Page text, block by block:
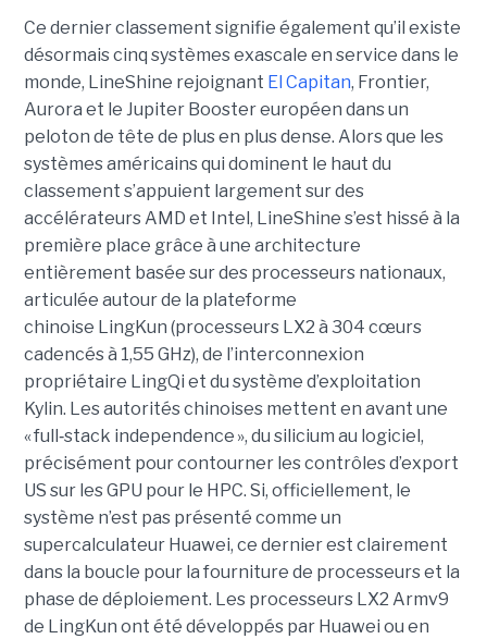
Ce dernier classement signifie également qu’il existe
désormais cinq systèmes exascale en service dans le
monde, LineShine rejoignant El Capitan, Frontier,
Aurora et le Jupiter Booster européen dans un
peloton de tête de plus en plus dense. Alors que les
systèmes américains qui dominent le haut du
classement s’appuient largement sur des
accélérateurs AMD et Intel, LineShine s’est hissé à la
première place grâce à une architecture
entièrement basée sur des processeurs nationaux,
articulée autour de la plateforme
chinoise LingKun (processeurs LX2 à 304 cœurs
cadencés à 1,55 GHz), de l’interconnexion
propriétaire LingQi et du système d’exploitation
Kylin. Les autorités chinoises mettent en avant une
« full‑stack independence », du silicium au logiciel,
précisément pour contourner les contrôles d’export
US sur les GPU pour le HPC. Si, officiellement, le
système n’est pas présenté comme un
supercalculateur Huawei, ce dernier est clairement
dans la boucle pour la fourniture de processeurs et la
phase de déploiement. Les processeurs LX2 Armv9
de LingKun ont été développés par Huawei ou en